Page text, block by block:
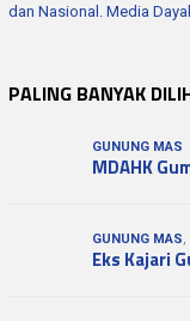
dan Nasional. Media
PALING BANYAK
GUNUNG MAS
MDAHK
GUNUNG MAS
Eks Kajari